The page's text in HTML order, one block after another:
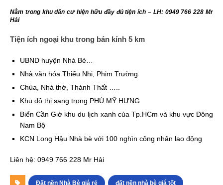
Nằm trong khu dân cư hiện hữu đầy đủ tiện ích – LH: 0949 766 228 Mr
Hải
Tiện ích ngoại khu trong bán kính 5 km
UBND huyện Nhà Bè…
Nhà văn hóa Thiếu Nhi, Phim Trường
Chùa, Nhà thờ, Thánh Thất …..
Khu đô thị sang trọng PHÚ MỸ HƯNG
Biển Cần Giờ khu du lịch xanh của Tp.HCm và khu vực Đông
Nam Bộ
KCN Long Hậu Nhà bè với 100 nghìn công nhân lao động
Liên hệ: 0949 766 228 Mr Hải
Đất nền Nhà Bè giá rẻ đất nền nhà bè giá tốt